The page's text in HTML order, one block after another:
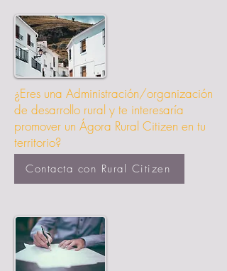
¿Eres una Administración/organización
de desarrollo rural y te interesaría
promover un Ágora Rural Citizen en tu
territorio?
Contacta con Rural Citizen